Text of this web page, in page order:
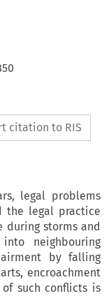
citation to RIS
legal problems
the legal practice
during storms and
neighbouring
by falling
encroachment
such conflicts is